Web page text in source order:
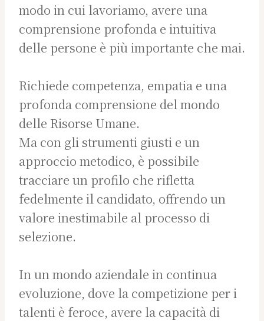
modo in cui lavoriamo, avere una
comprensione profonda e intuitiva
delle persone è più importante che mai.
Richiede competenza, empatia e una
profonda comprensione del mondo
delle Risorse Umane.
Ma con gli strumenti giusti e un
approccio metodico, è possibile
tracciare un profilo che rifletta
fedelmente il candidato, offrendo un
valore inestimabile al processo di
selezione.
In un mondo aziendale in continua
evoluzione, dove la competizione per i
talenti è feroce, avere la capacità di